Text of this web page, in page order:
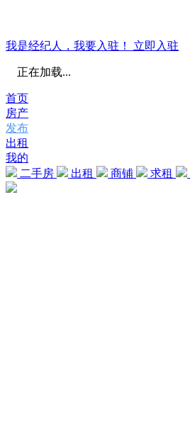
我是经纪人，我要入驻！ 立即入驻
正在加载...
首页
房产
发布
出租
我的
二手房
出租 商铺 求租